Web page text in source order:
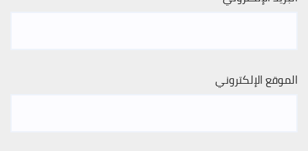
الموقع الإلكتروني